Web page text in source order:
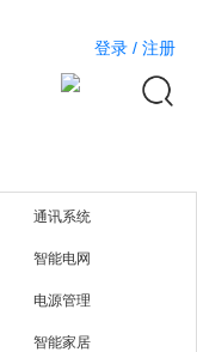
登录 / 注册
通讯系统
智能电网
电源管理
智能家居